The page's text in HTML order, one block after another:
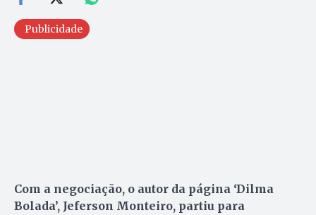
Publicidade
Com a negociação, o autor da página ‘Dilma
Bolada’, Jeferson Monteiro, partiu para